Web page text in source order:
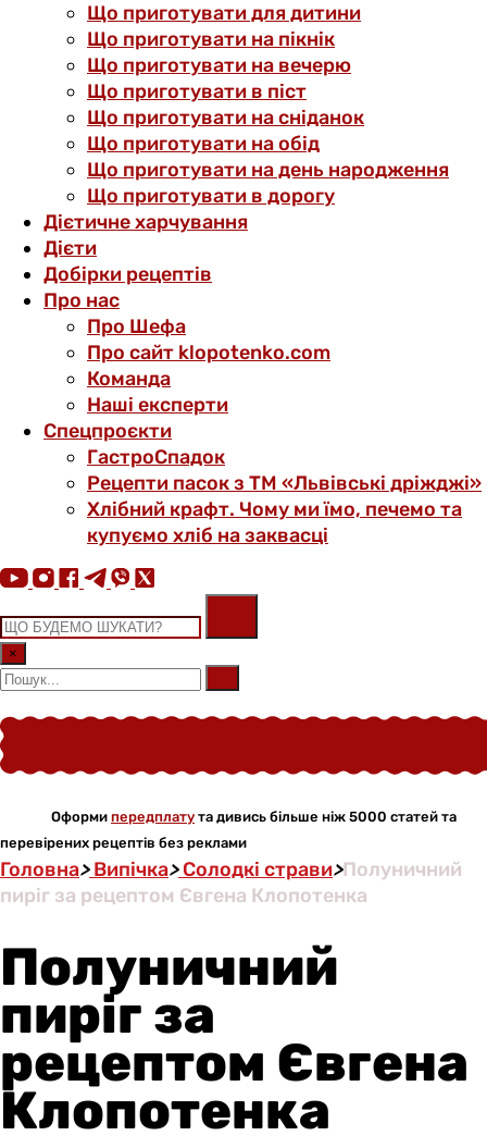
Що приготувати для дитини
Що приготувати на пікнік
Що приготувати на вечерю
Що приготувати в піст
Що приготувати на сніданок
Що приготувати на обід
Що приготувати на день народження
Що приготувати в дорогу
Дієтичне харчування
Дієти
Добірки рецептів
Про нас
Про Шефа
Про сайт klopotenko.com
Команда
Наші експерти
Спецпроєкти
ГастроСпадок
Рецепти пасок з ТМ «Львівські дріжджі»
Хлібний крафт. Чому ми їмо, печемо та
купуємо хліб на заквасці
×
Оформи передплату та дивись більше ніж 5000 статей та
перевірених рецептів без реклами
Головна>Випічка>Солодкі страви>Полуничний
пиріг за рецептом Євгена Клопотенка
Полуничний
пиріг за
рецептом Євгена
Клопотенка